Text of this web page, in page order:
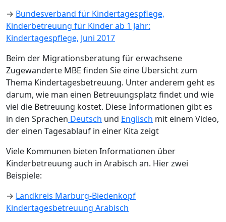
→ Bundesverband für Kindertagespflege,
Kinderbetreuung für Kinder ab 1 Jahr:
Kindertagespflege, Juni 2017
Beim der Migrationsberatung für erwachsene
Zugewanderte MBE finden Sie eine Übersicht zum
Thema Kindertagesbetreuung. Unter anderem geht es
darum, wie man einen Betreuungsplatz findet und wie
viel die Betreuung kostet. Diese Informationen gibt es
in den Sprachen Deutsch und Englisch mit einem Video,
der einen Tagesablauf in einer Kita zeigt
Viele Kommunen bieten Informationen über
Kinderbetreuung auch in Arabisch an. Hier zwei
Beispiele:
→ Landkreis Marburg-Biedenkopf
Kindertagesbetreuung Arabisch